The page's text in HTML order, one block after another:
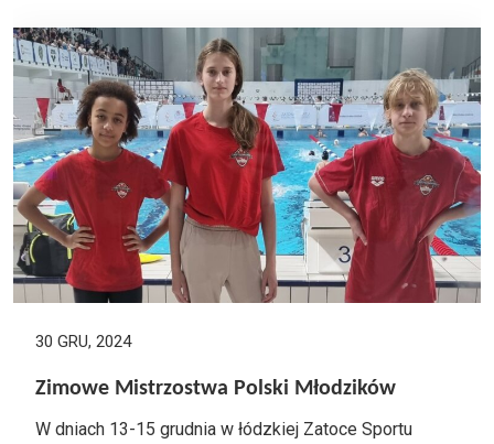
30 GRU, 2024
Zimowe Mistrzostwa Polski Młodzików
W dniach 13-15 grudnia w łódzkiej Zatoce Sportu